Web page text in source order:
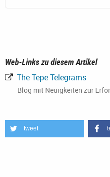
Web-Links zu diesem Artikel
The Tepe Telegrams
Blog mit Neuigkeiten zur
tweet